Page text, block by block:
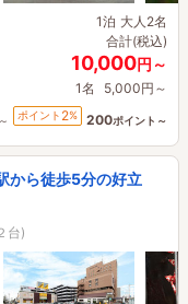
1泊 大人2名
合計(税込)
10,000円～
1名 5,000円～
ポイント 2% 200ポイント～
から徒歩5分の好立
台)